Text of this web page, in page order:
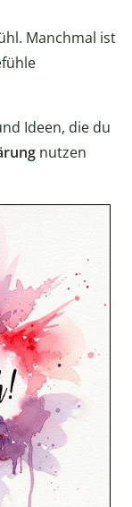
Manchmal ist
Ideen, die du
nutzen